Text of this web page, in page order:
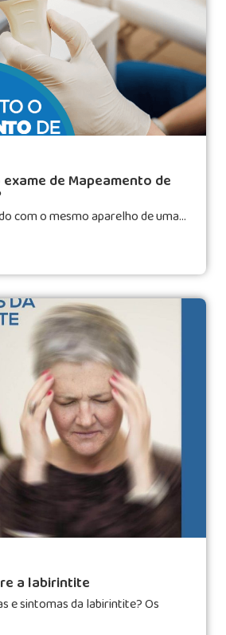
de Mapeamento de
com o mesmo aparelho de uma...
a labirintite
e sintomas da labirintite? Os